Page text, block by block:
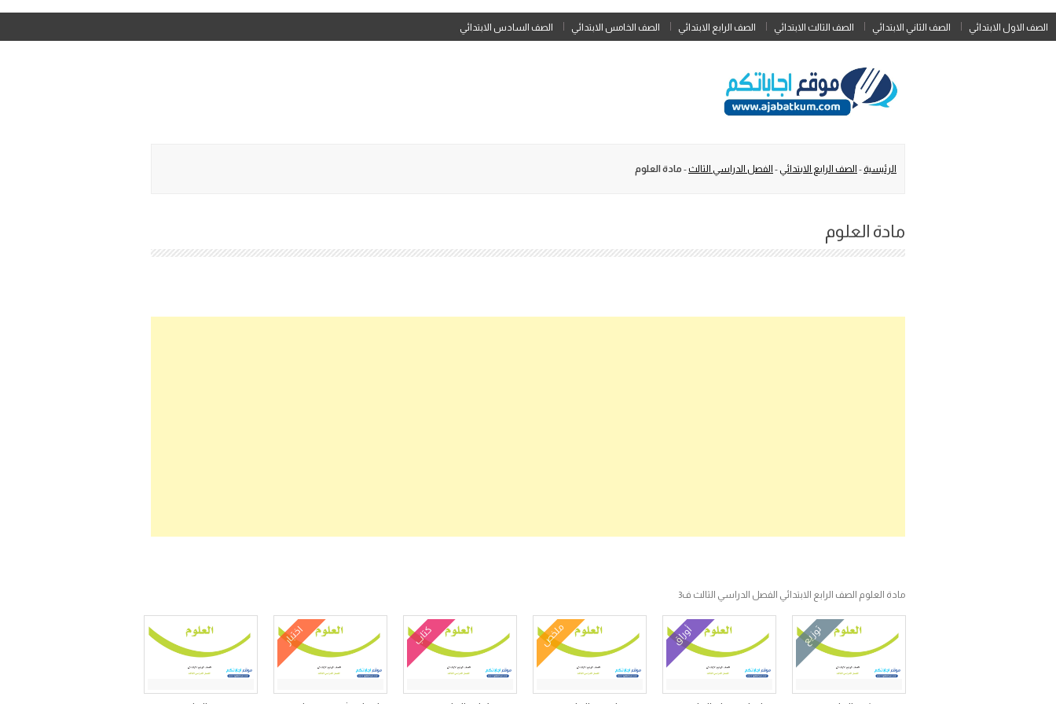
Skip
to
الصف الاول الابتدائي الصف الثاني الابتدائي الصف الثالث الابتدائي الصف الرابع الابتدائي الصف الخامس الابتدائي الصف السادس الابتدائي
الرئيسية - الصف الرابع الابتدائي - الفصل الدراسي الثالث- مادة العلوم
مادة العلوم
مادة العلوم الصف الرابع الابتدائي الفصل الدراسي الثالث ف3
توزيع أوراق ملخص كتاب اختبار